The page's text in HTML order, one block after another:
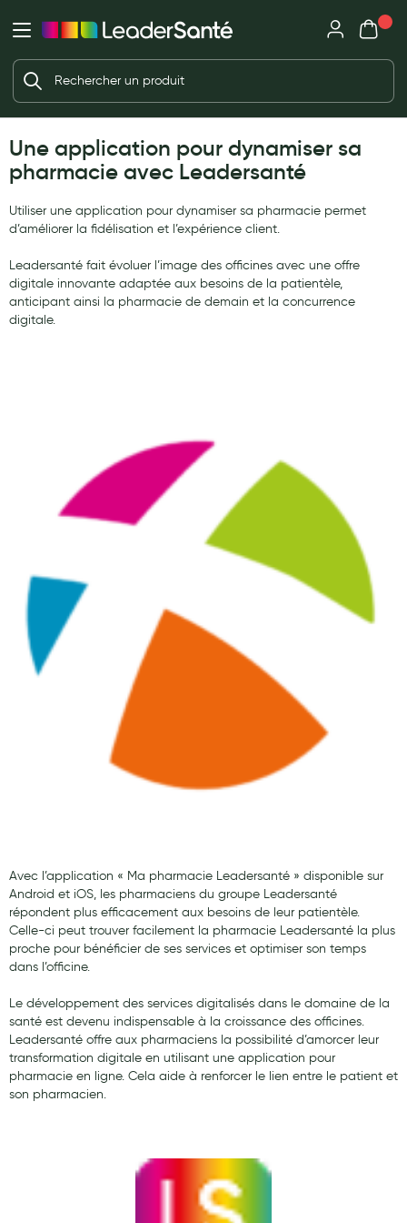
Ma Pharmacie LeaderSanté
Ouvrir l'application
Ouvrir
Mot de passe oublié ?
Créer un compte
Mon
Votre panier est vide
Beauté et soin
Visage
Corps
Minceur
Soins mains et ongles
Soins des pieds
Crème solaire - Visage et corps
Préservatifs - Gels lubrifiants
Bouillottes
Parfums et bougies d'ambiance
Beauté au naturel
Biberons et tétines
Toilette du bébé
Accessoires bébé
Soins enfant
Soins maman
Tisanes allaitement et compléments alimentaires
Une application pour dynamiser sa
pharmacie avec Leadersanté
Utiliser une application pour dynamiser sa pharmacie permet
d’améliorer la fidélisation et l’expérience client.
Leadersanté fait évoluer l’image des officines avec une offre
digitale innovante adaptée aux besoins de la patientèle,
anticipant ainsi la pharmacie de demain et la concurrence
digitale.
Avec l’application « Ma pharmacie Leadersanté » disponible sur
Android et iOS, les pharmaciens du groupe Leadersanté
répondent plus efficacement aux besoins de leur patientèle.
Celle-ci peut trouver facilement la pharmacie Leadersanté la plus
proche pour bénéficier de ses services et optimiser son temps
dans l’officine.
Le développement des services digitalisés dans le domaine de la
santé est devenu indispensable à la croissance des officines.
Leadersanté offre aux pharmaciens la possibilité d’amorcer leur
transformation digitale en utilisant une application pour
pharmacie en ligne. Cela aide à renforcer le lien entre le patient et
son pharmacien.